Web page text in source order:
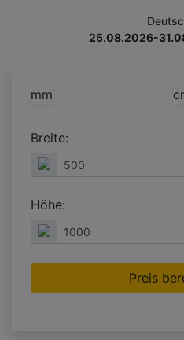
25.08.2026-
mm
Breite:
Höhe:
Preis